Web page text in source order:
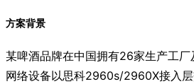
方案背景
某啤酒品牌在中国拥有26家生产工
网络设备以思科2960s/2960X接入